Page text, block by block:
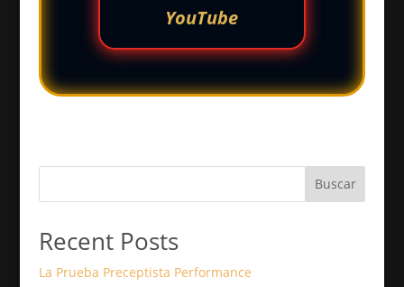
YouTube
Buscar
Recent Posts
La Prueba Preceptista Performance